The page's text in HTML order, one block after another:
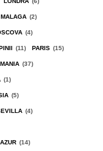
MALAGA (2)
(4)
(11) PARIS (15)
(37)
(1)
(5)
(4)
(14)